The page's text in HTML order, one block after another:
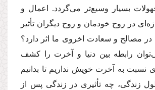
بسیار وسیع‌تر مى‌گردد. اعمال و
در روح خودمان و روح دیگران تأثیر
در مصالح و سعادت اخروى ما اثر دارد؟
رابطه بین دنیا و آخرت را كشف
نسبت به آخرت خویش نداریم تا بدانیم
زندگى، چه تأثیرى در زندگى پس از